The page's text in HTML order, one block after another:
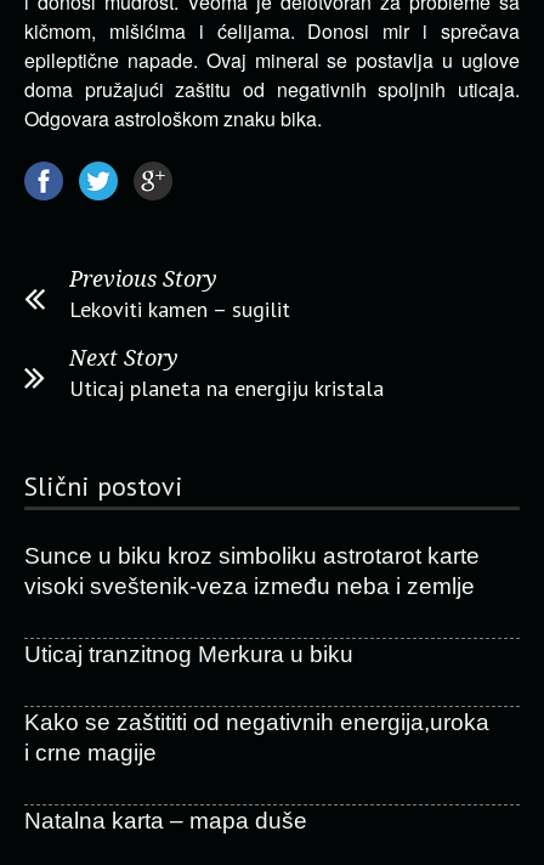
kičmom, mišićima i ćelijama. Donosi mir i sprečava
epileptične napade. Ovaj mineral se postavlja u uglove
doma pružajući zaštitu od negativnih spoljnih uticaja.
Odgovara astrološkom znaku bika.
Previous Story
Lekoviti kamen – sugilit
Next Story
Uticaj planeta na energiju kristala
Slični postovi
Sunce u biku kroz simboliku astrotarot karte
visoki sveštenik-veza između neba i zemlje
Uticaj tranzitnog Merkura u biku
Kako se zaštititi od negativnih energija,uroka
i crne magije
Natalna karta – mapa duše